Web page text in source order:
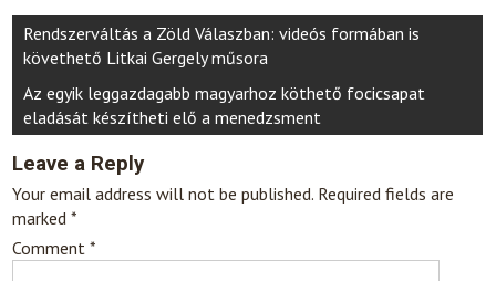
Post
navigation
Rendszerváltás a Zöld Válaszban: videós formában is
követhető Litkai Gergely műsora
Az egyik leggazdagabb magyarhoz köthető focicsapat
eladását készítheti elő a menedzsment
Leave a Reply
Your email address will not be published. Required fields are
marked*
Comment*